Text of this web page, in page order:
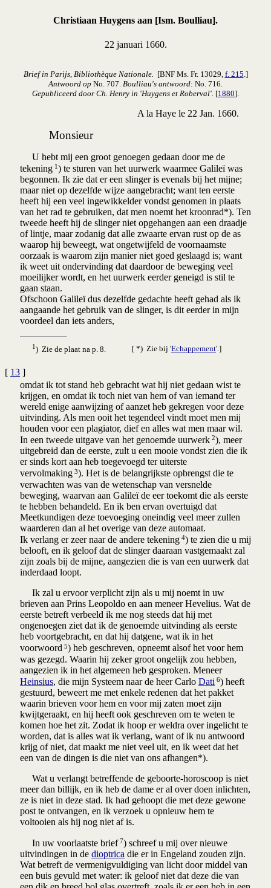
Christiaan Huygens aan [Ism. Boulliau].
22 januari 1660.
Brief in Parijs, Bibliothèque Nationale. [BNF Ms. Fr. 13029, f. 215 .]
Antwoord op No. 707. Boulliau's antwoord: No. 716.
Gepubliceerd door Ch. Henry in 'Huygens et Roberval'. [1880].
A la Haye le 22 Jan. 1660.
Monsieur
U hebt mij een groot genoegen gedaan door me de
tekening 1) te sturen van het uurwerk waarmee Galileï was
begonnen. Ik zie dat er een slinger is evenals bij het mijne;
maar niet op dezelfde wijze aangebracht; want ten eerste
heeft hij een veel ingewikkelder vondst genomen in plaats
van het rad te gebruiken, dat men noemt het kroonrad*). Ten
tweede heeft hij de slinger niet opgehangen aan een draadje
of lintje, maar zodanig dat alle zwaarte ervan rust op de as
waarop hij beweegt, wat ongetwijfeld de voornaamste
oorzaak is waarom zijn manier niet goed geslaagd is; want
ik weet uit ondervinding dat daardoor de beweging veel
moeilijker wordt, en het uurwerk eerder geneigd is stil te
gaan staan.
Ofschoon Galileï dus dezelfde gedachte heeft gehad als ik
aangaande het gebruik van de slinger, is dit eerder in mijn
voordeel dan iets anders,
1) Zie de plaat na p. 8. [ *) Zie bij 'Echappement'.]
[ 13 ]
omdat ik tot stand heb gebracht wat hij niet gedaan wist te
krijgen, en omdat ik toch niet van hem of van iemand ter
wereld enige aanwijzing of aanzet heb gekregen voor deze
uitvinding. Als men ooit het tegendeel vindt moet men mij
houden voor een plagiator, dief en alles wat men maar wil.
In een tweede uitgave van het genoemde uurwerk 2), meer
uitgebreid dan de eerste, zult u een mooie vondst zien die ik
er sinds kort aan heb toegevoegd ter uiterste
vervolmaking 3). Het is de belangrijkste opbrengst die te
verwachten was van de wetenschap van versnelde
beweging, waarvan aan Galileï de eer toekomt die als eerste
te hebben behandeld. En ik ben ervan overtuigd dat
Meetkundigen deze toevoeging oneindig veel meer zullen
waarderen dan al het overige van deze automaat.
Ik verlang er zeer naar de andere tekening 4) te zien die u mij
belooft, en ik geloof dat de slinger daaraan vastgemaakt zal
zijn zoals bij de mijne, aangezien die is van een uurwerk dat
inderdaad loopt.
Ik zal u ervoor verplicht zijn als u mij noemt in uw
brieven aan Prins Leopoldo en aan meneer Hevelius. Wat de
eerste betreft verbeeld ik me nog steeds dat hij met
ongenoegen ziet dat ik de genoemde uitvinding als eerste
heb voortgebracht, en dat hij datgene, wat ik in het
voorwoord 5) heb geschreven, opneemt alsof het voor hem
was gezegd. Waarin hij zeker groot ongelijk zou hebben,
aangezien ik in het algemeen heb gesproken. Meneer
Heinsius, die mijn Systeem naar de heer Carlo Dati 6) heeft
gestuurd, beweert me met enkele redenen dat het pakket
waarin brieven voor hem en voor mij zaten moet zijn
kwijtgeraakt, en hij heeft ook geschreven om te weten te
komen hoe het zit. Zodat ik hoop er weldra over ingelicht te
worden, dat is alles wat ik verlang, want of ik nu antwoord
krijg of niet, dat maakt me niet veel uit, en ik weet dat het
een van de dingen is die niet van ons afhangen*).
Wat u verlangt betreffende de geboorte-horoscoop is niet
meer dan billijk, en ik heb de dame er al over doen inlichten,
ze is niet in deze stad. Ik had gehoopt die met deze gewone
post te ontvangen, en ik verzoek u opnieuw hem te
voltooien als hij nog niet af is.
In uw voorlaatste brief7) schreef u mij over nieuwe
uitvindingen in de dioptrica die er in Engeland zouden zijn.
Wat betreft de vermenigvuldiging van licht door middel van
een buis gevuld met water: ik geloof niet dat deze die van